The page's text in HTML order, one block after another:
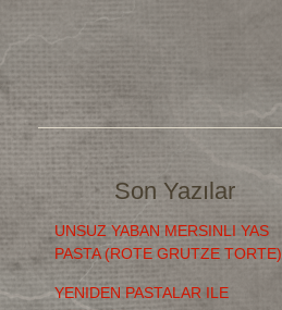
Son Yazılar
UNSUZ YABAN MERSINLI YAS
PASTA (ROTE GRUTZE TORTE)
YENIDEN PASTALAR ILE